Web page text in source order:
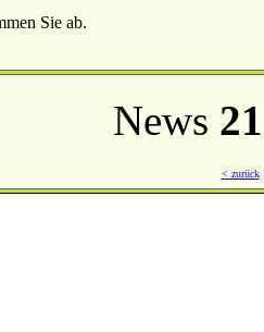
Sie ab.
News
< zurück